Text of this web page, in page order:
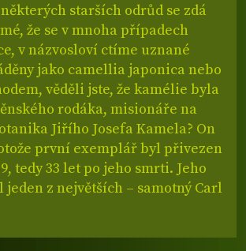
starších odrůd se zdá
že se v mnoha případech
v názvosloví ctíme uznané
jako camellia japonica nebo
věděli jste, že kamélie byla
rodáka, misionáře na
Jiřího Josefa Kamela? On
první exemplář byl přivezen
tedy 33 let po jeho smrti. Jeho
z největších – samotný Carl